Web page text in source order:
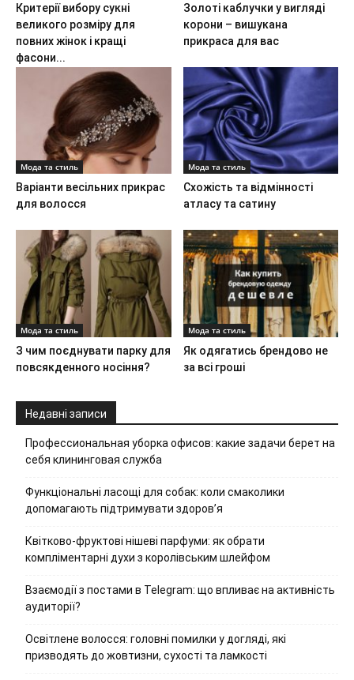
Критерії вибору сукні
великого розміру для
повних жінок і кращі
фасони...
Золоті каблучки у вигляді
корони – вишукана
прикраса для вас
Мода та стиль
Варіанти весільних прикрас
для волосся
Мода та стиль
Схожість та відмінності
атласу та сатину
Мода та стиль
З чим поєднувати парку для
повсякденного носіння?
Мода та стиль
Як одягатись брендово не
за всі гроші
Недавні записи
Профессиональная уборка офисов: какие задачи берет на
себя клининговая служба
Функціональні ласощі для собак: коли смаколики
допомагають підтримувати здоров’я
Квітково-фруктові нішеві парфуми: як обрати
компліментарні духи з королівським шлейфом
Взаємодії з постами в Telegram: що впливає на активність
аудиторії?
Освітлене волосся: головні помилки у догляді, які
призводять до жовтизни, сухості та ламкості